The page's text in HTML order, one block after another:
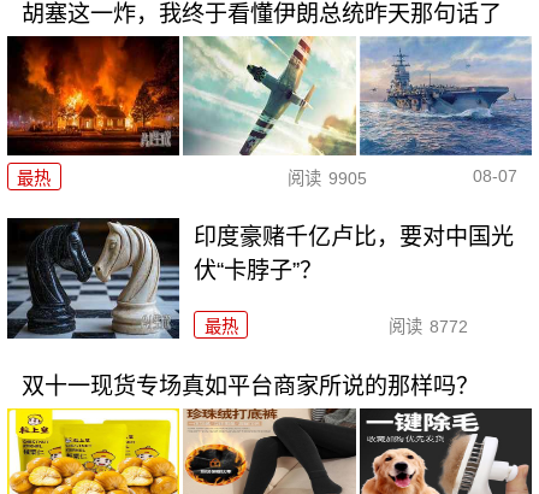
胡塞这一炸，我终于看懂伊朗总统昨天那句话了
最热 阅读 9905 08-07
印度豪赌千亿卢比，要对中国光
伏“卡脖子”？
最热 阅读 8772
双十一现货专场真如平台商家所说的那样吗？